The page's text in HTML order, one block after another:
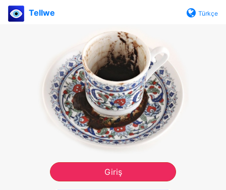
Tellwe Türkçe
Giriş